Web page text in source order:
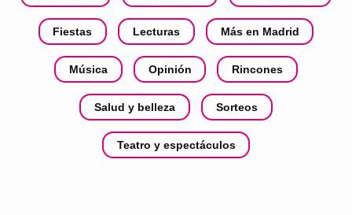
Fiestas Lecturas Más en Madrid
Música Opinión Rincones
Salud y belleza Sorteos
Teatro y espectáculos